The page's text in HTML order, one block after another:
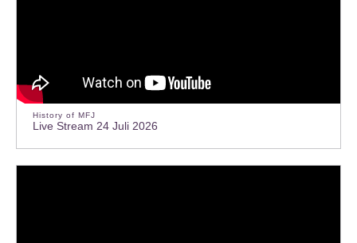
History of MFJ
Live Stream 24 Juli 2026